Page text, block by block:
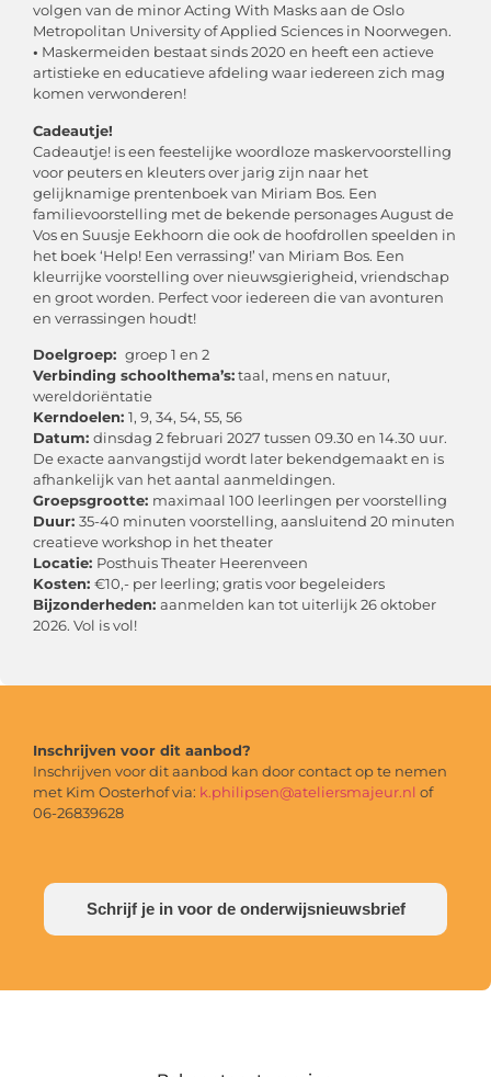
volgen van de minor Acting With Masks aan de Oslo
Metropolitan University of Applied Sciences in Noorwegen.
• Maskermeiden bestaat sinds 2020 en heeft een actieve
artistieke en educatieve afdeling waar iedereen zich mag
komen verwonderen!
Cadeautje!
Cadeautje! is een feestelijke woordloze maskervoorstelling
voor peuters en kleuters over jarig zijn naar het
gelijknamige prentenboek van Miriam Bos. Een
familievoorstelling met de bekende personages August de
Vos en Suusje Eekhoorn die ook de hoofdrollen speelden in
het boek ‘Help! Een verrassing!’ van Miriam Bos. Een
kleurrijke voorstelling over nieuwsgierigheid, vriendschap
en groot worden. Perfect voor iedereen die van avonturen
en verrassingen houdt!
Doelgroep: groep 1 en 2
Verbinding schoolthema’s:taal, mens en natuur,
wereldoriëntatie
Kerndoelen: 1, 9, 34, 54, 55, 56
Datum: dinsdag 2 februari 2027 tussen 09.30 en 14.30 uur.
De exacte aanvangstijd wordt later bekendgemaakt en is
afhankelijk van het aantal aanmeldingen.
Groepsgrootte: maximaal 100 leerlingen per voorstelling
Duur: 35-40 minuten voorstelling, aansluitend 20 minuten
creatieve workshop in het theater
Locatie: Posthuis Theater Heerenveen
Kosten: €10,- per leerling; gratis voor begeleiders
Bijzonderheden: aanmelden kan tot uiterlijk 26 oktober
2026. Vol is vol!
Inschrijven voor dit aanbod?
Inschrijven voor dit aanbod kan door contact op te nemen
met Kim Oosterhof via: k.philipsen@ateliersmajeur.nl of
06-26839628
Schrijf je in voor de onderwijsnieuwsbrief